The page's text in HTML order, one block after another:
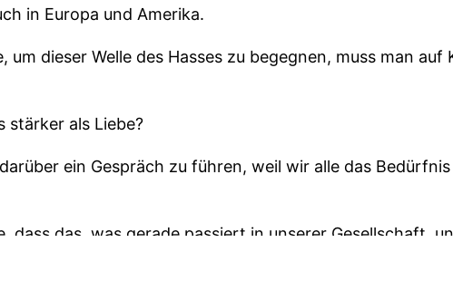
in Europa und Amerika.
um dieser Welle des Hasses zu begegnen, muss man auf
stärker als Liebe?
ein Gespräch zu führen, weil wir alle das
dass das, was gerade passiert in unserer Gesellschaft,